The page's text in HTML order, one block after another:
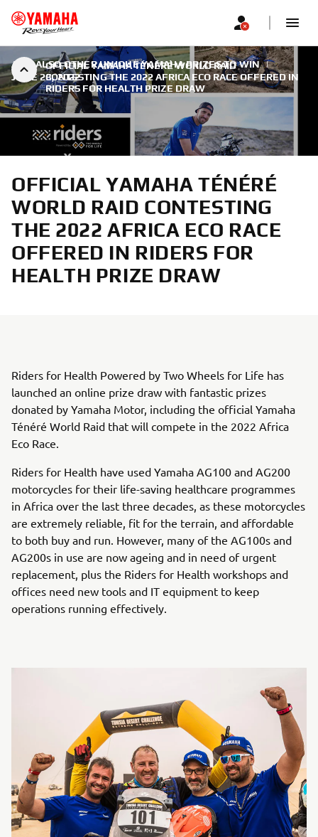
OFFICIAL YAMAHA TÉNÉRÉ WORLD RAID
CONTESTING THE 2022 AFRICA ECO RACE OFFERED IN
RIDERS FOR HEALTH PRIZE DRAW
AND ALSO OTHER UNIQUE YAMAHA PRIZES TO WIN |
JUNE 23, 2022
OFFICIAL YAMAHA TÉNÉRÉ
WORLD RAID CONTESTING
THE 2022 AFRICA ECO RACE
OFFERED IN RIDERS FOR
HEALTH PRIZE DRAW
Riders for Health Powered by Two Wheels for Life has
launched an online prize draw with fantastic prizes
donated by Yamaha Motor, including the official Yamaha
Ténéré World Raid that will compete in the 2022 Africa
Eco Race.
Riders for Health have used Yamaha AG100 and AG200
motorcycles for their life-saving healthcare programmes
in Africa over the last three decades, as these motorcycles
are extremely reliable, fit for the terrain, and affordable
to both buy and run. However, many of the AG100s and
AG200s in use are now ageing and in need of urgent
replacement, plus the Riders for Health workshops and
offices need new tools and IT equipment to keep
operations running effectively.